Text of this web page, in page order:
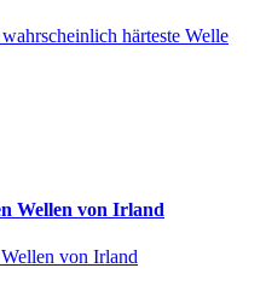
härteste Welle
Wellen von Irland
von Irland